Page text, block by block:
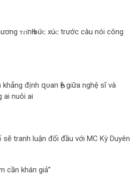
ᴛɾι̇пҺ bứᴄ xúᴄ trước câu nói công
định զυaп Һệ giữa nghệ sĩ và
ai nuôi ai
tranh luận đối đầu với MC Kỳ Duyên
cần kháп giả”